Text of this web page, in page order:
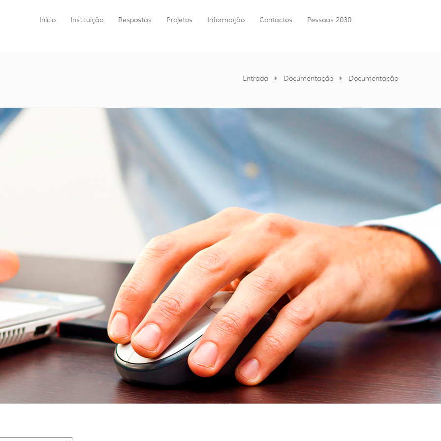
Início Instituição Respostas Projetos Informação Contactos Pessoas 2030
Entrada Documentação Documentação